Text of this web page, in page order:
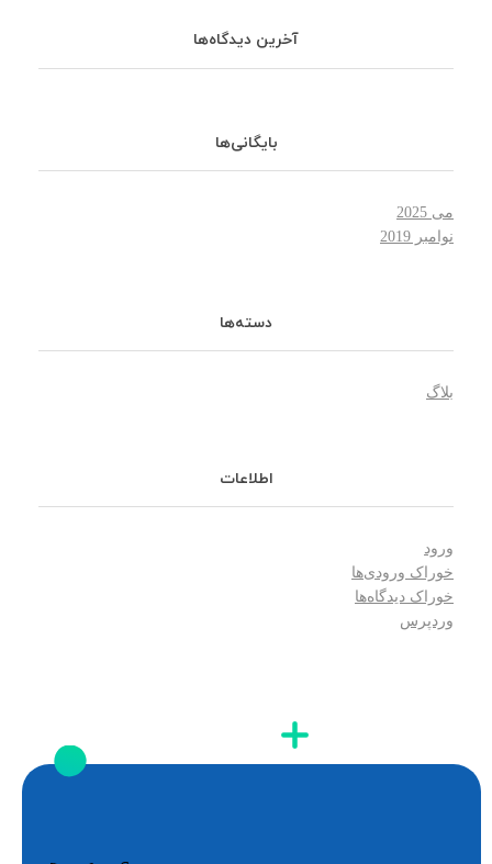
آخرین دیدگاه‌ها
بایگانی‌ها
می 2025
نوامبر 2019
دسته‌ها
بلاگ
اطلاعات
ورود
خوراک ورودی‌ها
خوراک دیدگاه‌ها
وردپرس